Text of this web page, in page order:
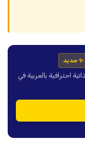
✨ جديد
احترافية بالعربية في